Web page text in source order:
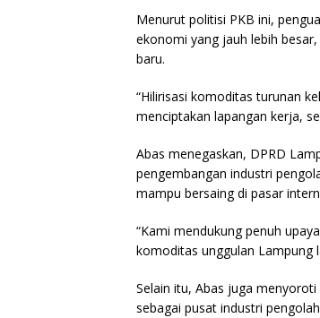
Menurut politisi PKB ini,
ekonomi yang jauh lebih
baru.
“Hilirisasi komoditas turunan
menciptakan lapangan kerja,
Abas menegaskan, DPRD
pengembangan industri
mampu bersaing di pasar
“Kami mendukung penuh
komoditas unggulan Lampung
Selain itu, Abas juga
sebagai pusat industri